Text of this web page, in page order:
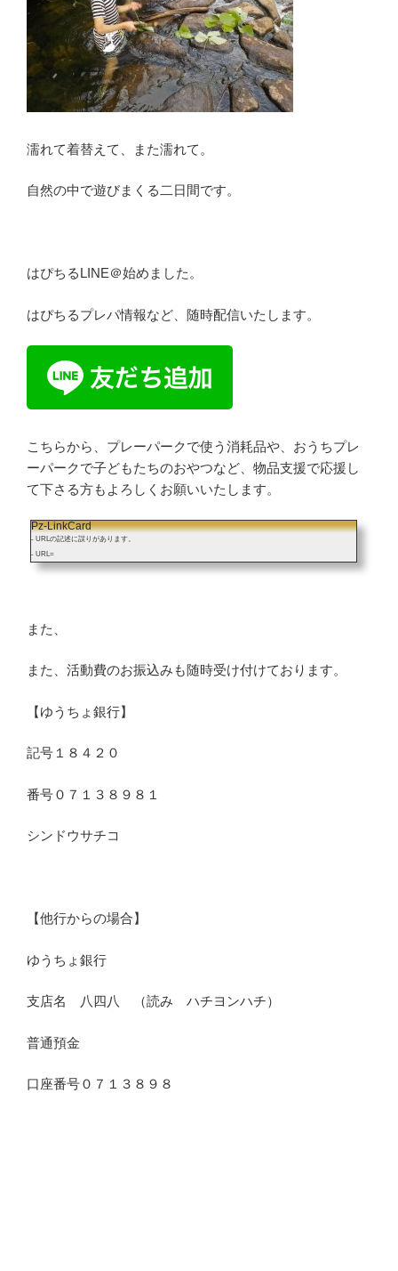
濡れて着替えて、また濡れて。
自然の中で遊びまくる二日間です。
はぴちるLINE＠始めました。
はぴちるプレパ情報など、随時配信いたします。
こちらから、プレーパークで使う消耗品や、おうちプレ
ーパークで子どもたちのおやつなど、物品支援で応援し
て下さる方もよろしくお願いいたします。
Pz-LinkCard
- URLの記述に誤りがあります。
- URL=
また、
また、活動費のお振込みも随時受け付けております。
【ゆうちょ銀行】
記号１８４２０
番号０７１３８９８１
シンドウサチコ
【他行からの場合】
ゆうちょ銀行
支店名 八四八 （読み ハチヨンハチ）
普通預金
口座番号０７１３８９８